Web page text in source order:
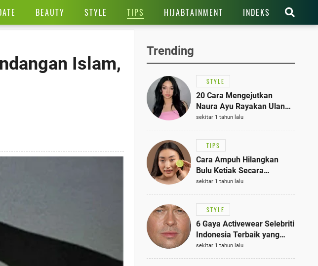
BEAUTY STYLE TIPS HIJABTAINMENT INDEKS
Islam,
Trending
STYLE
20 Cara Mengejutkan
Naura Ayu Rayakan Ulang
Tahun di Panti Asuhan,
Terlihat Anggun dengan
Kaftan Cokelat
sekitar 1 tahun lalu
TIPS
Cara Ampuh Hilangkan
Bulu Ketiak Secara
Permanen dalam 5
Langkah Sederhana
sekitar 1 tahun lalu
STYLE
6 Gaya Activewear Selebriti
Indonesia Terbaik yang
Bisa Jadi Inspirasi
Fashionmu
sekitar 1 tahun lalu